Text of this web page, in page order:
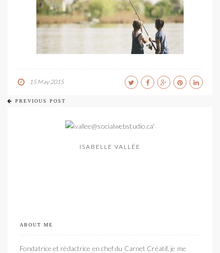
15 May 2015
PREVIOUS POST
ISABELLE VALLÉE
ABOUT ME
Fondatrice et rédactrice en chef du Carnet Créatif, je me